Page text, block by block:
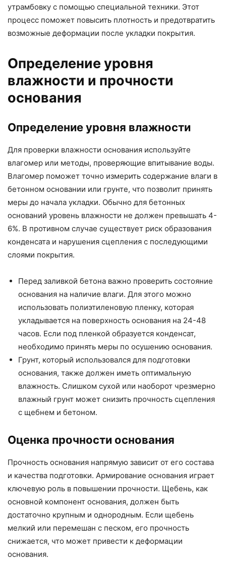
утрамбовку с помощью специальной техники. Этот
процесс поможет повысить плотность и предотвратить
возможные деформации после укладки покрытия.
Определение уровня
влажности и прочности
основания
Определение уровня влажности
Для проверки влажности основания используйте
влагомер или методы, проверяющие впитывание воды.
Влагомер поможет точно измерить содержание влаги в
бетонном основании или грунте, что позволит принять
меры до начала укладки. Обычно для бетонных
оснований уровень влажности не должен превышать 4-
6%. В противном случае существует риск образования
конденсата и нарушения сцепления с последующими
слоями покрытия.
Перед заливкой бетона важно проверить состояние
основания на наличие влаги. Для этого можно
использовать полиэтиленовую пленку, которая
укладывается на поверхность основания на 24-48
часов. Если под пленкой образуется конденсат,
необходимо принять меры по осушению основания.
Грунт, который использовался для подготовки
основания, также должен иметь оптимальную
влажность. Слишком сухой или наоборот чрезмерно
влажный грунт может снизить прочность сцепления
с щебнем и бетоном.
Оценка прочности основания
Прочность основания напрямую зависит от его состава
и качества подготовки. Армирование основания играет
ключевую роль в повышении прочности. Щебень, как
основной компонент основания, должен быть
достаточно крупным и однородным. Если щебень
мелкий или перемешан с песком, его прочность
снижается, что может привести к деформации
основания.